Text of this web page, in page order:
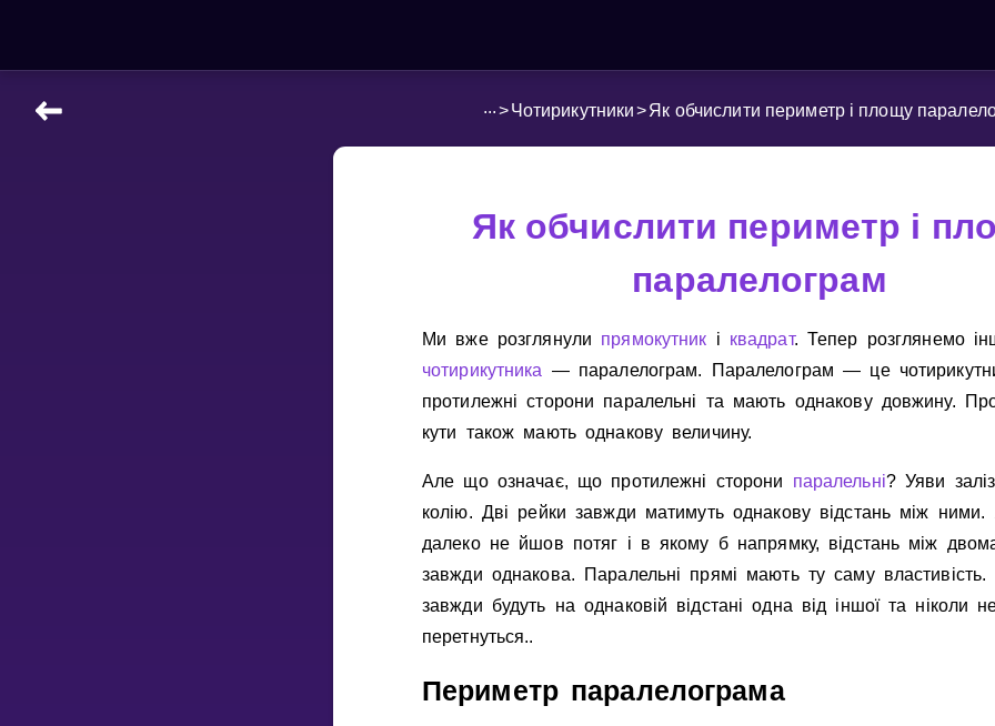
Invite a Friend
...>Чотирикутники>Як обчислити периметр і площу
Як обчислити периметр і
паралелограм
Ми вже розглянули прямокутник i квадрат. Тепер розглянемо
чотирикутника — паралелограм. Паралелограм — це
протилежнi сторони паралельнi та мають однакову довжину.
кути також мають однакову величину.
Але що означає, що протилежнi сторони паралельнi? Уяви
колiю. Двi рейки завжди матимуть однакову вiдстань мiж ними.
далеко не йшов потяг i в якому б напрямку, вiдстань мiж
завжди однакова. Паралельнi прямi мають ту саму властивiсть.
завжди будуть на однаковiй вiдстанi одна вiд iншої та нiколи
перетнуться..
Периметр паралелограма